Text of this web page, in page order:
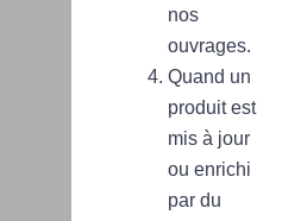
nos
ouvrages.
Quand un
produit est
mis à jour
ou enrichi
par du